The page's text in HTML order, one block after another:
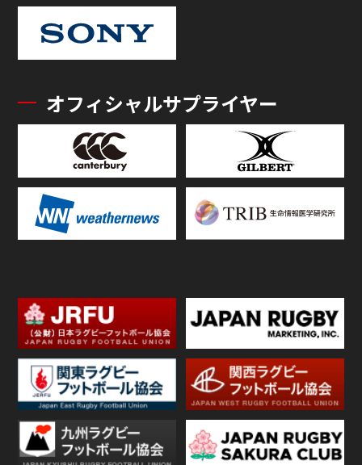
オフィシャルサプライヤー